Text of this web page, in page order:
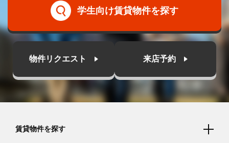
学生向け賃貸物件を探す
物件リクエスト 来店予約
賃貸物件を探す